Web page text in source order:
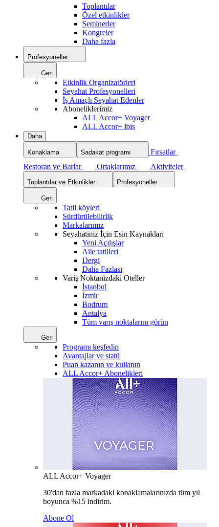
Toplantılar
Özel etkinlikler
Seminerler
Kongreler
Daha fazla
Profesyoneller
Geri
Etkinlik Organizatörleri
Seyahat Profesyonelleri
İş Amaçlı Seyahat Edenler
Aboneliklerimiz
ALL Accor+ Voyager
ALL Accor+ ibis
Daha
Konaklama Sadakat programı
Fırsatlar
Restoran ve Barlar
Ortaklarımız Aktiviteler
Toplantılar ve Etkinlikler Profesyoneller
Geri
Tatil köyleri
Sürdürülebilirlik
Markalarımız
Seyahatiniz İçin Esin Kaynaklari
Yeni Açılışlar
Aile tatilleri
Dergi
Daha Fazlası
Variş Noktanizdaki Oteller
İstanbul
İzmir
Bodrum
Antalya
Tüm varış noktalarını görün
Geri
Programı keşfedin
Avantajlar ve statü
Puan kazanın ve kullanın
ALL Accor+ Abonelikleri
ALL Accor+ Voyager
30'dan fazla markadaki konaklamalarınızda tüm yıl
boyunca %15 indirim.
Abone Ol